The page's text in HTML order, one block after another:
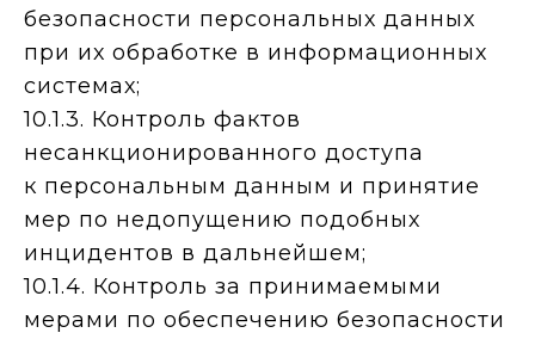
безопасности персональных данных
при их обработке в информационных
системах;
10.1.3. Контроль фактов
несанкционированного доступа
к персональным данным и принятие
мер по недопущению подобных
инцидентов в дальнейшем;
10.1.4. Контроль за принимаемыми
мерами по обеспечению безопасности